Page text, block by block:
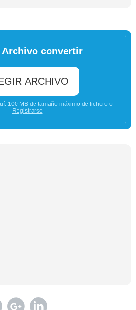
Archivo convertir
ARCHIVO
100 MB de tamaño máximo de fichero o
Registrarse